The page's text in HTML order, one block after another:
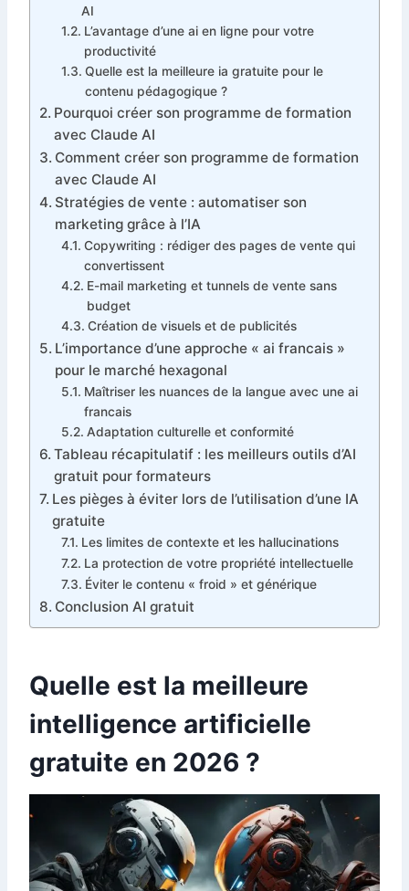
AI
L’avantage d’une ai en ligne pour votre
productivité
Quelle est la meilleure ia gratuite pour le
contenu pédagogique ?
Pourquoi créer son programme de formation
avec Claude AI
Comment créer son programme de formation
avec Claude AI
Stratégies de vente : automatiser son
marketing grâce à l’IA
Copywriting : rédiger des pages de vente qui
convertissent
E-mail marketing et tunnels de vente sans
budget
Création de visuels et de publicités
L’importance d’une approche « ai francais »
pour le marché hexagonal
Maîtriser les nuances de la langue avec une ai
francais
Adaptation culturelle et conformité
Tableau récapitulatif : les meilleurs outils d’AI
gratuit pour formateurs
Les pièges à éviter lors de l’utilisation d’une IA
gratuite
Les limites de contexte et les hallucinations
La protection de votre propriété intellectuelle
Éviter le contenu « froid » et générique
Conclusion AI gratuit
Quelle est la meilleure
intelligence artificielle
gratuite en 2026 ?